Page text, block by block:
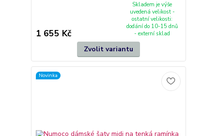
1 655 Kč
Skladem je výše
uvedená velikost -
ostatní velikosti:
dodání do 10-15 dnů
- externí sklad
Zvolit variantu
Novinka